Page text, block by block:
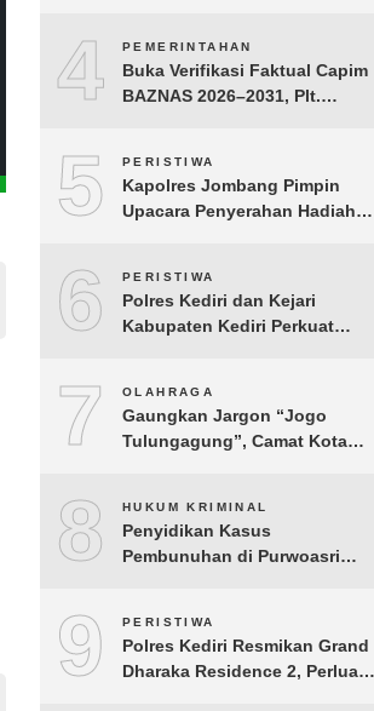
4 PEMERINTAHAN
Buka Verifikasi Faktual Capim
BAZNAS 2026–2031, Plt.
Transparansi
5 PERISTIWA
Kapolres Jombang Pimpin
Upacara Penyerahan Hadiah
6 PERISTIWA
Polres Kediri dan Kejari
Kabupaten Kediri Perkuat
7 OLAHRAGA
Gaungkan Jargon “Jogo
Tulungagung”, Camat Kota
Tamanan
8 HUKUM KRIMINAL
Penyidikan Kasus
Pembunuhan di Purwoasri
Adegan
9 PERISTIWA
Polres Kediri Resmikan Grand
Dharaka Residence 2, Perluas